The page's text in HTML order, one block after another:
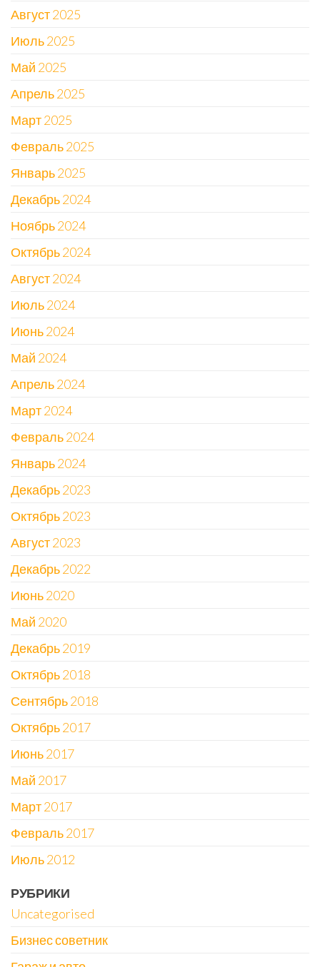
Август 2025
Июль 2025
Май 2025
Апрель 2025
Март 2025
Февраль 2025
Январь 2025
Декабрь 2024
Ноябрь 2024
Октябрь 2024
Август 2024
Июль 2024
Июнь 2024
Май 2024
Апрель 2024
Март 2024
Февраль 2024
Январь 2024
Декабрь 2023
Октябрь 2023
Август 2023
Декабрь 2022
Июнь 2020
Май 2020
Декабрь 2019
Октябрь 2018
Сентябрь 2018
Октябрь 2017
Июнь 2017
Май 2017
Март 2017
Февраль 2017
Июль 2012
РУБРИКИ
Uncategorised
Бизнес советник